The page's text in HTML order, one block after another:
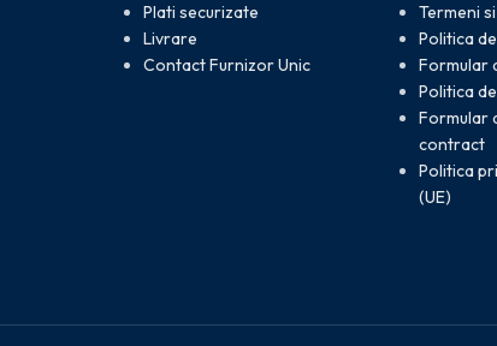
Plati securizate
Livrare
Contact Furnizor Unic
Termeni
Politica
Formular
Politica
Formular
contract
Politica
(UE)